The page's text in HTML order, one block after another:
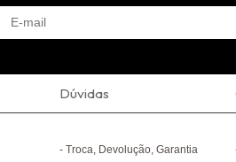
Dúvidas
Troca, Devolução, Garantia